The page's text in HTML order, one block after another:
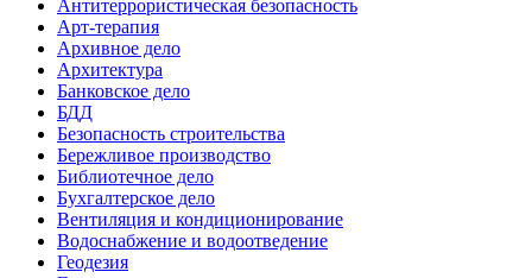
Антитеррористическая безопасность
Арт-терапия
Архивное дело
Архитектура
Банковское дело
БДД
Безопасность строительства
Бережливое производство
Библиотечное дело
Бухгалтерское дело
Вентиляция и кондиционирование
Водоснабжение и водоотведение
Геодезия